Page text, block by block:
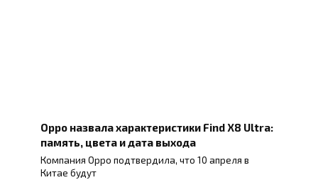
Oppo назвала характеристики Find X8 Ultra:
память, цвета и дата выхода
Компания Oppo подтвердила, что 10 апреля в
Китае будут